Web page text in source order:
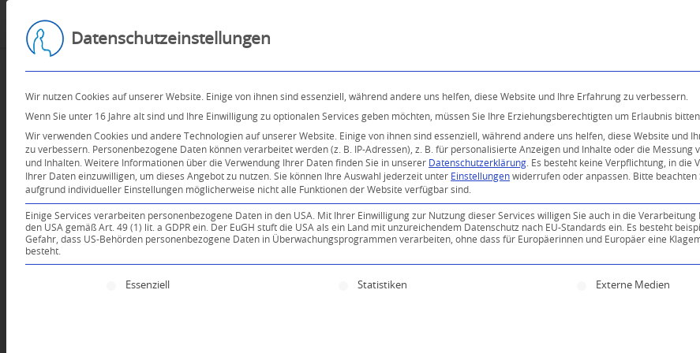
0
Datenschutzeinstellungen
Wir nutzen Cookies auf unserer Website. Einige von ihnen sind essenziell, während andere uns helfen, diese Website und Ihre Erfahrung zu verbessern.
Wenn Sie unter 16 Jahre alt sind und Ihre Einwilligung zu optionalen Services geben möchten, müssen Sie Ihre Erziehungsberechtigten um Erlaubnis bitten.
Wir verwenden Cookies und andere Technologien auf unserer Website. Einige von ihnen sind essenziell, während andere uns helfen, diese Website und
zu verbessern.
Personenbezogene Daten können verarbeitet werden (z. B. IP-Adressen), z. B. für personalisierte Anzeigen und Inhalte oder die Messung
und Inhalten. Weitere Informationen über die Verwendung Ihrer Daten finden Sie in unserer Datenschutzerklärung
Es besteht keine Verpflichtung, in die
Ihrer Daten einzuwilligen, um dieses Angebot zu nutzen. Sie können Ihre Auswahl jederzeit unter Einstellungen widerrufen oder anpassen.
Bitte beachten
aufgrund individueller Einstellungen möglicherweise nicht alle Funktionen der Website verfügbar sind.
Einige Services verarbeiten personenbezogene Daten in den USA. Mit Ihrer Einwilligung zur Nutzung dieser Services willigen Sie auch in die Verarbeitung
den USA gemäß Art. 49 (1) lit. a GDPR ein. Der EuGH stuft die USA als ein Land mit unzureichendem Datenschutz nach EU-Standards ein. Es besteht
Gefahr, dass US-Behörden personenbezogene Daten in Überwachungsprogrammen verarbeiten, ohne dass für Europäerinnen und Europäer eine
besteht.
Es folgt eine Liste der Service-Gruppen, für die eine Einwilligung erteilt werden kann. Die erste
Essenziell Statistiken Externe Medien